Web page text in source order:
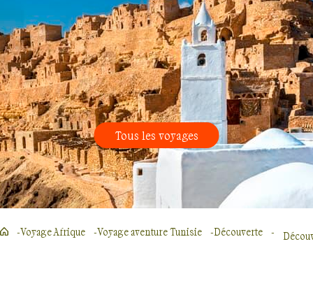
Tous les voyages
Voyage Afrique Voyage aventure Tunisie Découverte